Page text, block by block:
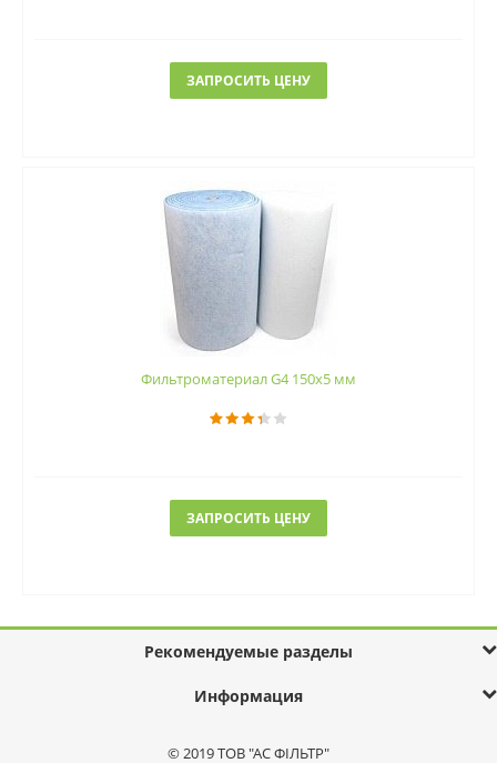
ЗАПРОСИТЬ ЦЕНУ
Фильтроматериал G4 150x5 мм
ЗАПРОСИТЬ ЦЕНУ
Рекомендуемые разделы
Информация
© 2019 ТОВ "АС ФІЛЬТР"